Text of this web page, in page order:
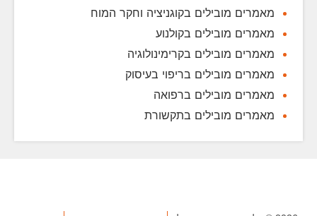
מאמרים מובילים בקוגניציה וחקר המוח
מאמרים מובילים בקולנוע
מאמרים מובילים בקרימינולוגיה
מאמרים מובילים בריפוי בעיסוק
מאמרים מובילים ברפואה
מאמרים מובילים בתקשורת